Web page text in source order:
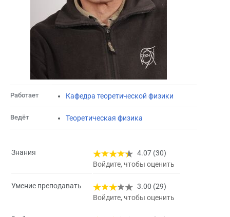
Работает Кафедра теоретической физики
Ведёт Теоретическая физика
Знания
4.07 (30)
Войдите, чтобы оценить
Умение преподавать
3.00 (29)
Войдите, чтобы оценить